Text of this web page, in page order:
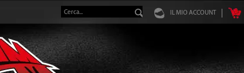
IL MIO ACCOUNT